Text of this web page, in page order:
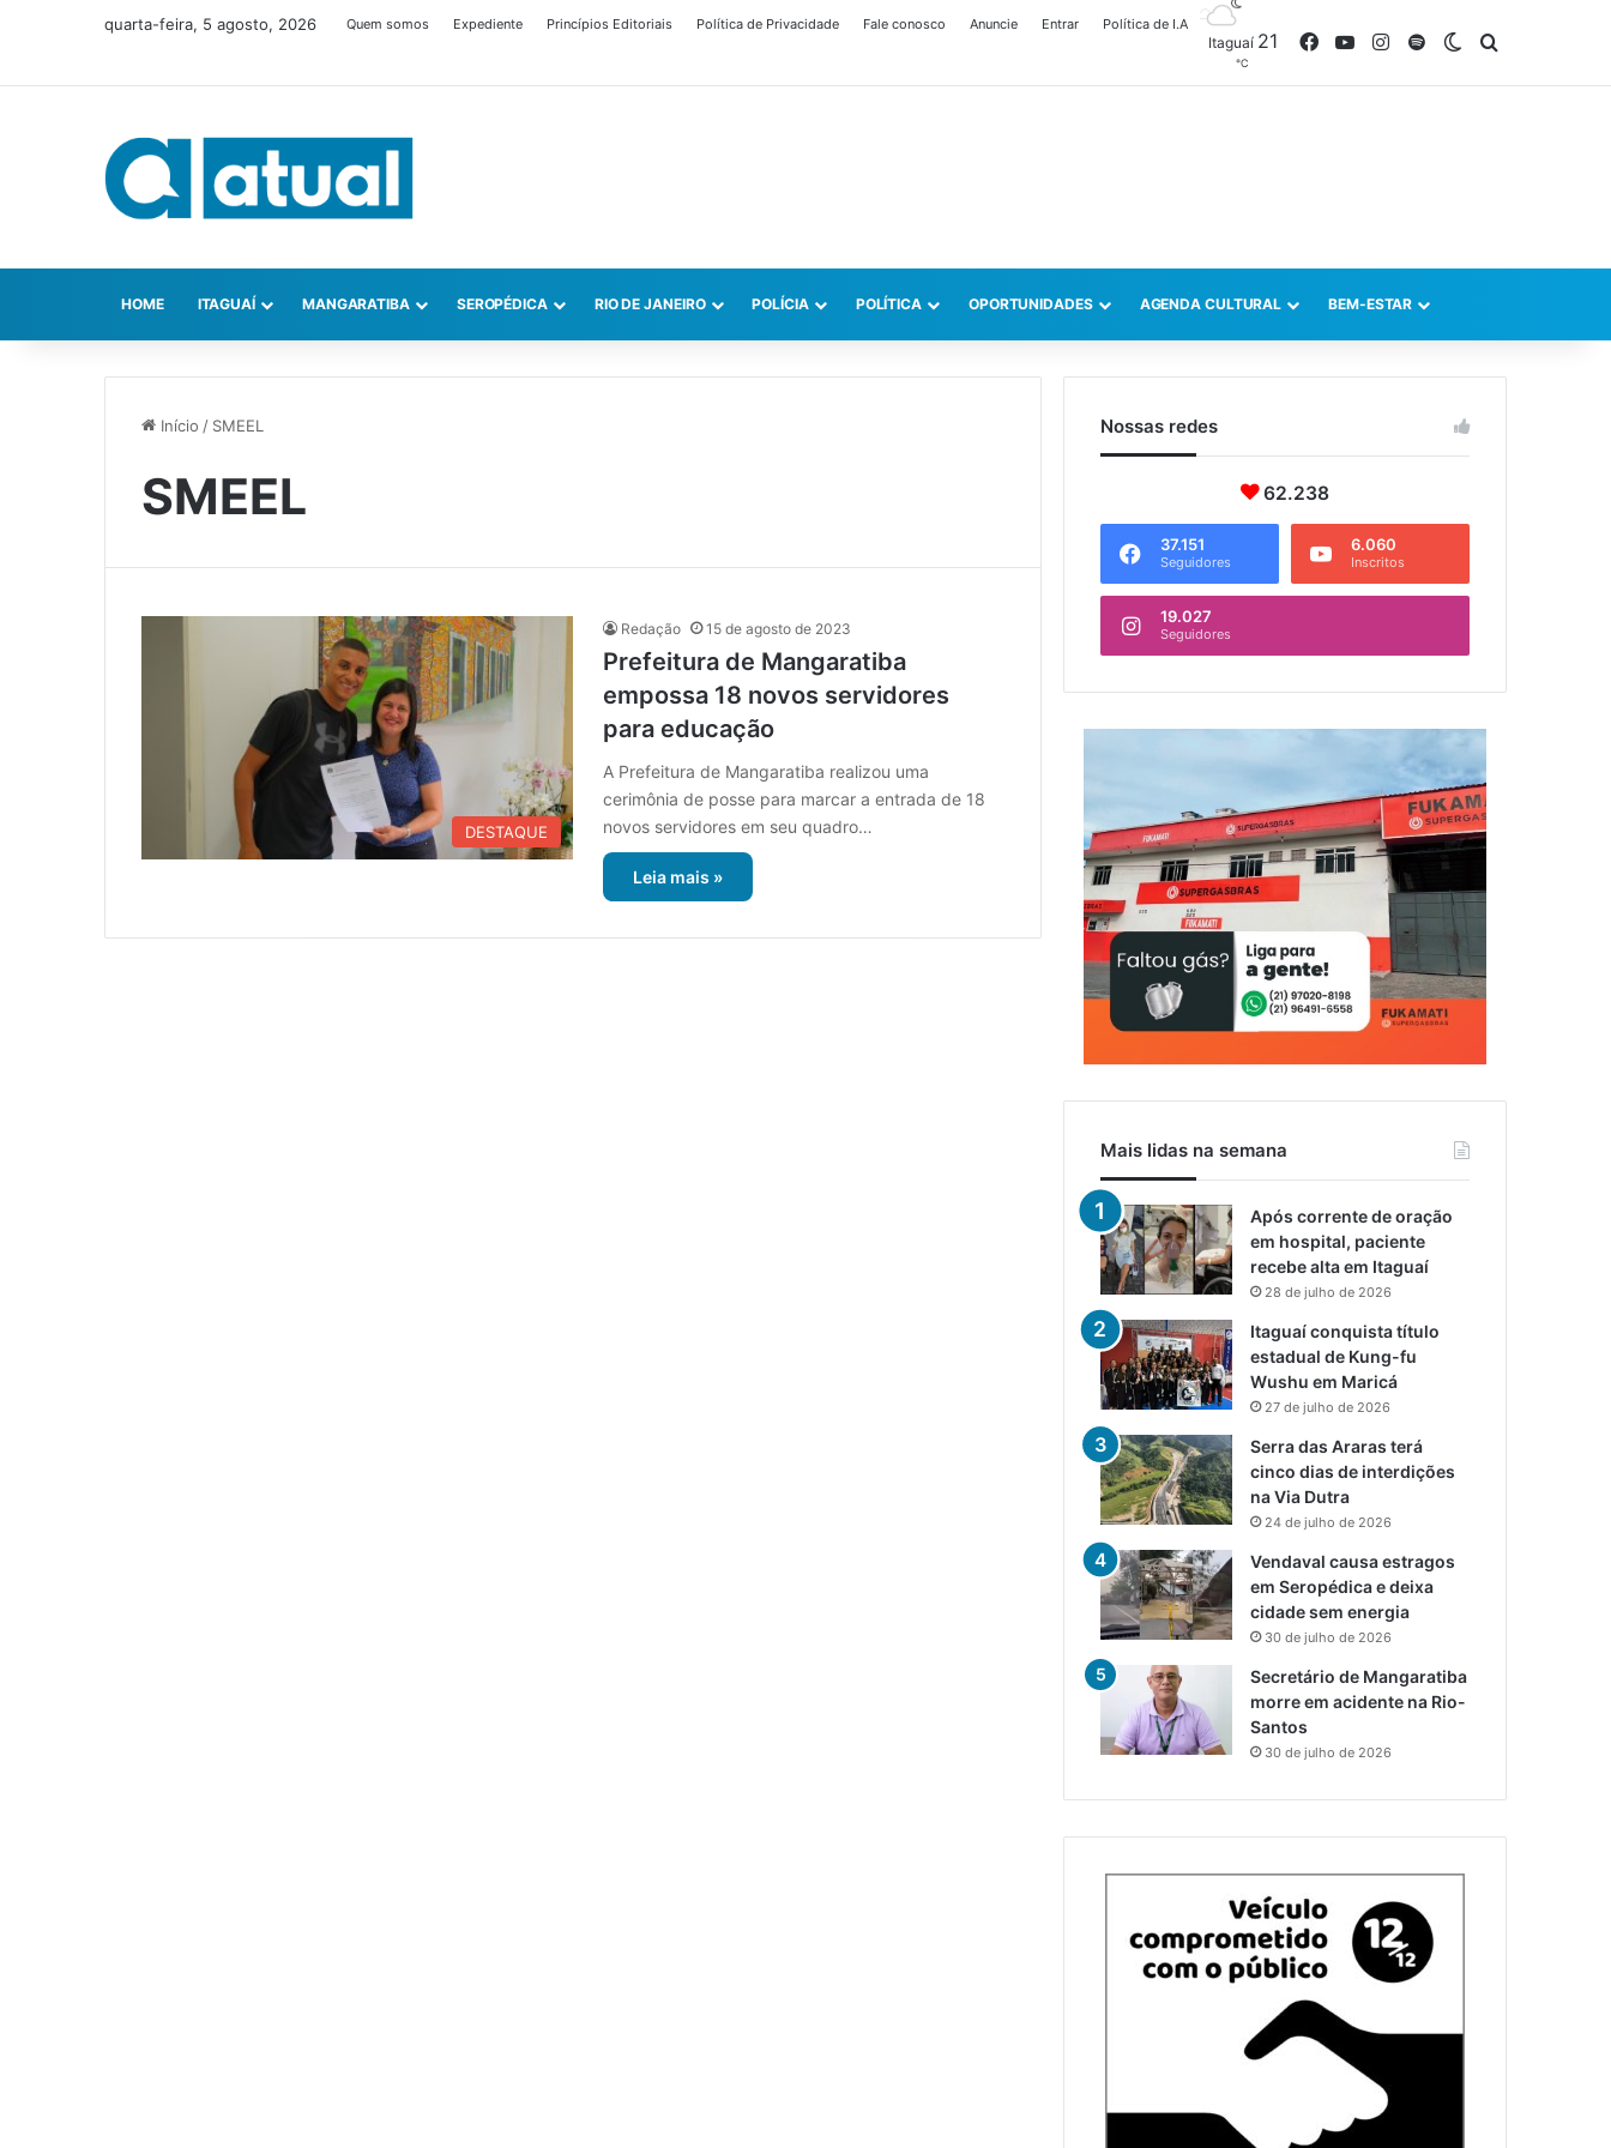
quarta-feira, 5 agosto, 2026 Quem somos Expediente Princípios Editoriais Política de Privacidade Fale conosco Anuncie Entrar Política de I.A
Itaguaí 21
℃
FacebookYouTubeInstagram
SpotifySwitch skin
HOME ITAGUAÍ MANGARATIBA SEROPÉDICA RIO DE JANEIRO POLÍCIA POLÍTICA OPORTUNIDADES AGENDA CULTURAL BEM-ESTAR
Início / SMEEL
SMEEL
DESTAQUE
Redação 15 de agosto de 2023
Prefeitura de Mangaratiba
empossa 18 novos servidores
para educação
A Prefeitura de Mangaratiba realizou uma
cerimônia de posse para marcar a entrada de 18
novos servidores em seu quadro…
Leia mais »
Nossas redes
62.238
37.151
Seguidores
6.060
Inscritos
19.027
Seguidores
Mais lidas na semana
Após corrente de oração
em hospital, paciente
recebe alta em Itaguaí
28 de julho de 2026
Itaguaí conquista título
estadual de Kung-fu
Wushu em Maricá
27 de julho de 2026
Serra das Araras terá
cinco dias de interdições
na Via Dutra
24 de julho de 2026
Vendaval causa estragos
em Seropédica e deixa
cidade sem energia
30 de julho de 2026
Secretário de Mangaratiba
morre em acidente na Rio-
Santos
30 de julho de 2026